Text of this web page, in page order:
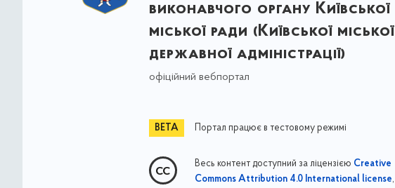
виконавчого органу Київської
міської ради (Київської міської
державної адміністрації)
офіційний вебпортал
Портал працює в тестовому режимі
Весь контент доступний за ліцензією Creative
Commons Attribution 4.0 International license,